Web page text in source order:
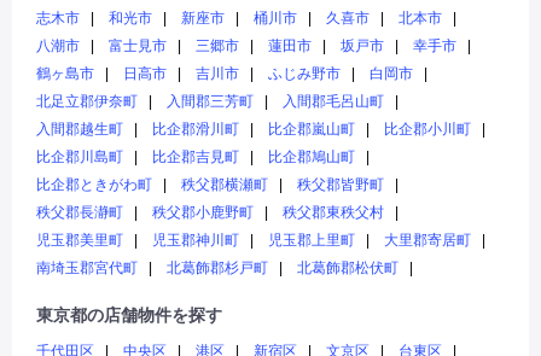
志木市
和光市 新座市 桶川市 久喜市
北本市
八潮市
富士見市 三郷市 蓮田市 坂戸市
幸手市
鶴ヶ島市
日高市 吉川市 ふじみ野市
白岡市
北足立郡伊奈町
入間郡三芳町
入間郡毛呂山町
入間郡越生町
比企郡滑川町 比企郡嵐山町
比企郡小川町
比企郡川島町
比企郡吉見町
比企郡鳩山町
比企郡ときがわ町
秩父郡横瀬町
秩父郡皆野町
秩父郡長瀞町
秩父郡小鹿野町
秩父郡東秩父村
児玉郡美里町
児玉郡神川町 児玉郡上里町
大里郡寄居町
南埼玉郡宮代町
北葛飾郡杉戸町 北葛飾郡松伏町
東京都の店舗物件を探す
千代田区 中央区 港区 新宿区 文京区
台東区